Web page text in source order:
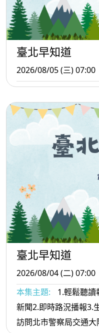
臺北早知道
2026/08/05 (三) 07:00
臺北早知道
2026/08/04 (二) 07:00
本集主題:
1.輕鬆聽
新聞2.即時路況播報3.
訪問北市警察局交通